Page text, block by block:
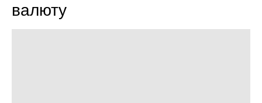
валюту